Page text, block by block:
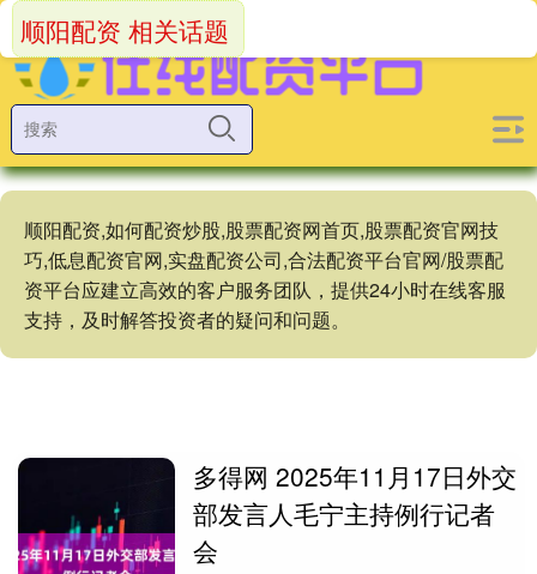
顺阳配资,如何配资炒股,股票配资网首页,股票配资官网技
巧,低息配资官网,实盘配资公司,合法配资平台官网/股票配
资平台应建立高效的客户服务团队，提供24小时在线客服
支持，及时解答投资者的疑问和问题。
顺阳配资 相关话题
多得网 2025年11月17日外交
部发言人毛宁主持例行记者
会